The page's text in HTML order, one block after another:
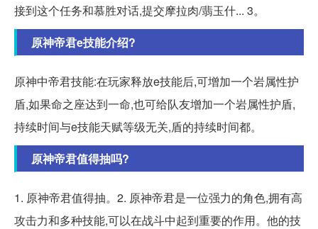
接到这个任务和慕胜对话,提交摩拉肉/翡玉什... 3。
原神帝君e技能介绍?
原神中帝君技能:在玩家释放e技能后,可增加一个岩属性护
盾,如果命之座达到一命,也可给队友增加一个岩属性护盾,
持续时间与e技能天赋等级无关,盾的持续时间都。
原神帝君值得抽吗?
1. 原神帝君值得抽。2. 原神帝君是一位强力的角色,拥有高
攻击力和多种技能,可以在战斗中起到重要的作用。他的技